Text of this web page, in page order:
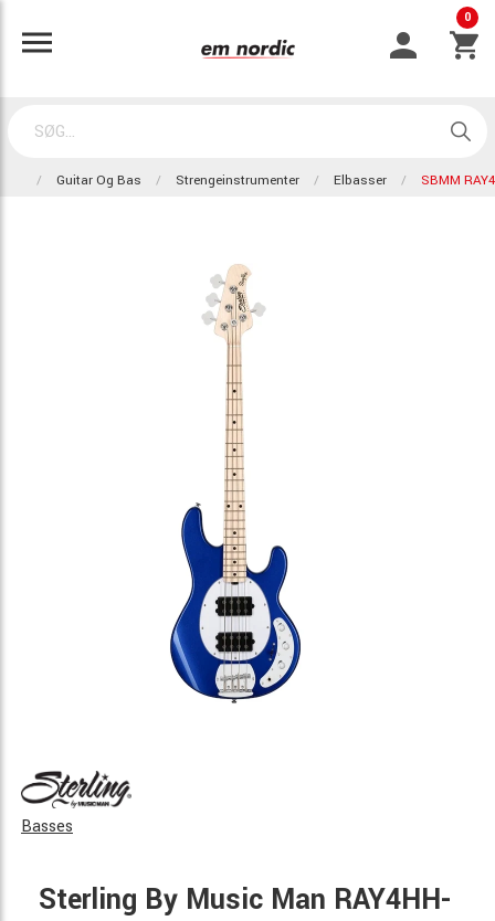
0
Guitar Og Bas Strengeinstrumenter Elbasser SBMM
Basses
Sterling By Music Man RAY4HH-